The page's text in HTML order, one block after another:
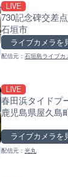
LIVE
730記念碑交差
石垣市
ライブカメラを
配信元： 石垣島ライブ
LIVE
春田浜タイドプ
鹿児島県屋久島
ライブカメラを
配信元： 光丸